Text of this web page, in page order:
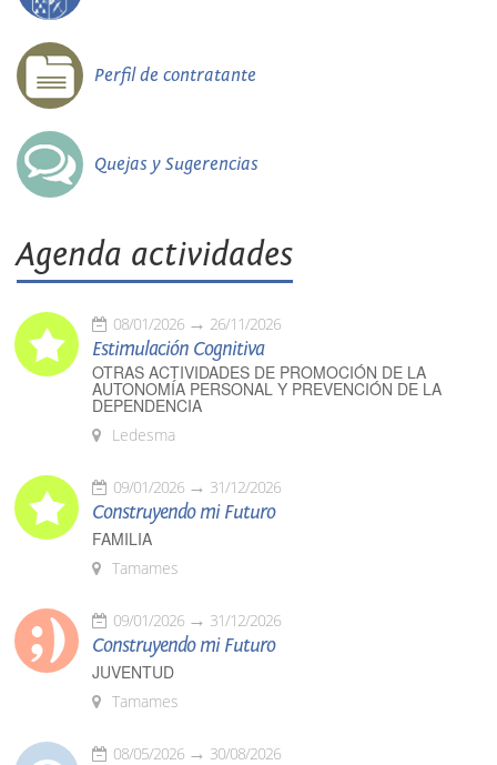
Perfil de contratante
Quejas y Sugerencias
Agenda actividades
08/01/2026 26/11/2026
Estimulación Cognitiva
OTRAS ACTIVIDADES DE PROMOCIÓN DE LA
AUTONOMÍA PERSONAL Y PREVENCIÓN DE LA
DEPENDENCIA
Ledesma
09/01/2026 31/12/2026
Construyendo mi Futuro
FAMILIA
Tamames
09/01/2026 31/12/2026
Construyendo mi Futuro
JUVENTUD
Tamames
08/05/2026 30/08/2026